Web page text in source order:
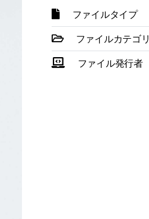
ファイルタイプ
ファイルカテゴリ
ファイル発行者